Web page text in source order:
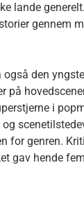
lande
gennem
den
på
i
for genren.
gav hende